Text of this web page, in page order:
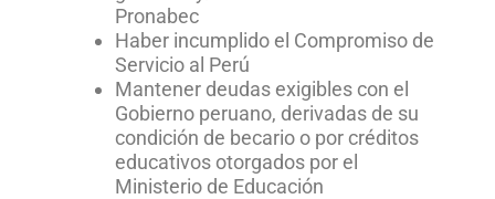
Pronabec
Haber incumplido el Compromiso de
Servicio al Perú
Mantener deudas exigibles con el
Gobierno peruano, derivadas de su
condición de becario o por créditos
educativos otorgados por el
Ministerio de Educación